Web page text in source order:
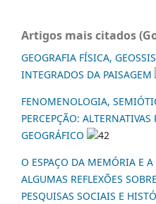
Artigos mais citados
GEOGRAFIA FÍSICA,
INTEGRADOS DA PAISAGEM
FENOMENOLOGIA,
PERCEPÇÃO:
GEOGRÁFICO
42
O ESPAÇO DA MEMÓRIA E
ALGUMAS REFLEXÕES
PESQUISAS SOCIAIS E